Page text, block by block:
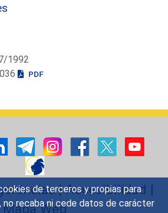
de terceros y propias para
no recaba ni cede datos de carácter
1992
PDF
|Accesibilidad |
Mapa Web